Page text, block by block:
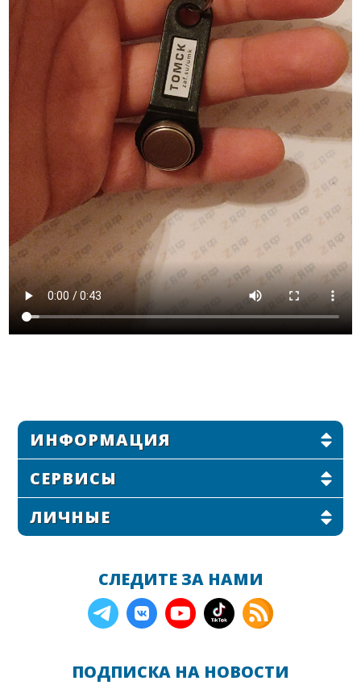
ИНФОРМАЦИЯ
СЕРВИСЫ
ЛИЧНЫЕ
СЛЕДИТЕ ЗА НАМИ
ПОДПИСКА НА НОВОСТИ